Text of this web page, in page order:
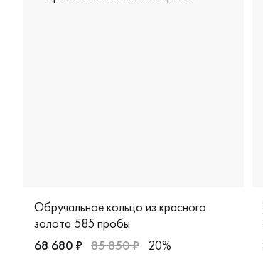
Обручальное кольцо из красного
золота 585 пробы
68 680 ₽ 85 850 ₽ 20%